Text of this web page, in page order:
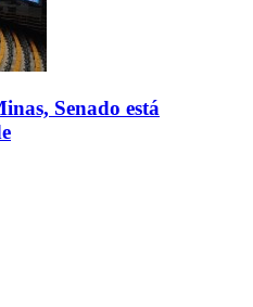
Senado está